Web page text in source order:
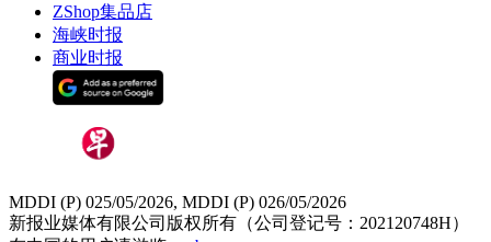
ZShop集品店
海峡时报
商业时报
MDDI (P) 025/05/2026, MDDI (P) 026/05/2026
新报业媒体有限公司版权所有（公司登记号：202120748H）